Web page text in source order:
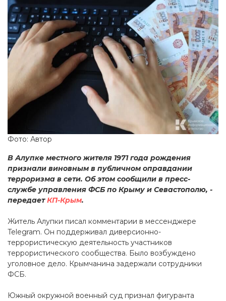
Фото: Автор
В Алупке местного жителя 1971 года рождения
признали виновным в публичном оправдании
терроризма в сети. Об этом сообщили в пресс-
службе управления ФСБ по Крыму и Севастополю, -
передаетКП-Крым.
Житель Алупки писал комментарии в мессенджере
Telegram. Он поддерживал диверсионно-
террористическую деятельность участников
террористического сообщества. Было возбуждено
уголовное дело. Крымчанина задержали сотрудники
ФСБ.
Южный окружной военный суд признал фигуранта